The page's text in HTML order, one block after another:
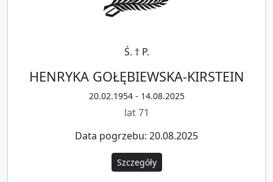
Ś. † P.
HENRYKA GOŁĘBIEWSKA-KIRSTEIN
20.02.1954 - 14.08.2025
lat 71
Data pogrzebu: 20.08.2025
Szczegóły